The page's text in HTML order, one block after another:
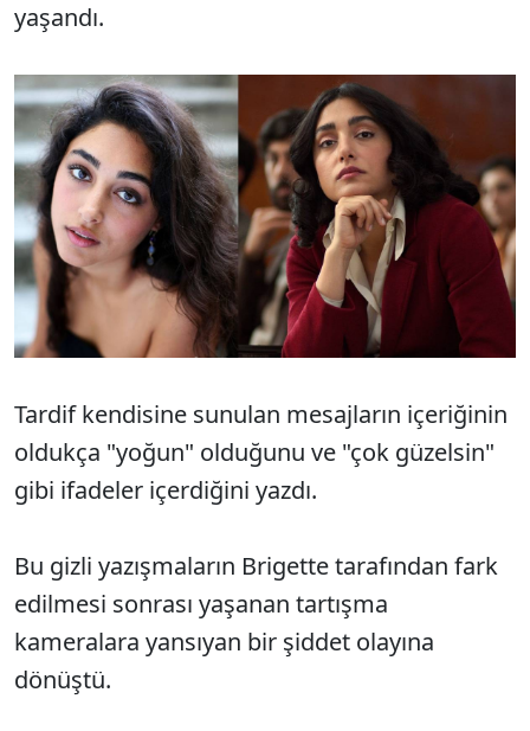
yaşandı.
Tardif kendisine sunulan mesajların içeriğinin
oldukça "yoğun" olduğunu ve "çok güzelsin"
gibi ifadeler içerdiğini yazdı.
Bu gizli yazışmaların Brigette tarafından fark
edilmesi sonrası yaşanan tartışma
kameralara yansıyan bir şiddet olayına
dönüştü.